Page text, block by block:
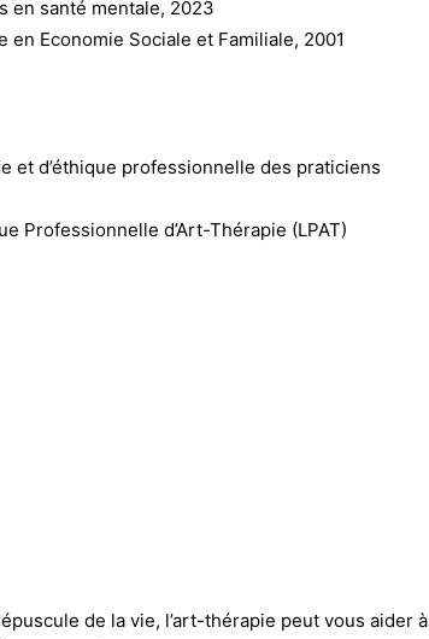
en santé mentale, 2023
en Economie Sociale et Familiale, 2001
et d’éthique professionnelle des praticiens
Professionnelle d’Art-Thérapie (LPAT)
de la vie, l’art-thérapie peut vous aider à